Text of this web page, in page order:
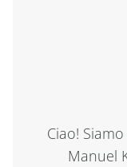
Ciao!
Manuel